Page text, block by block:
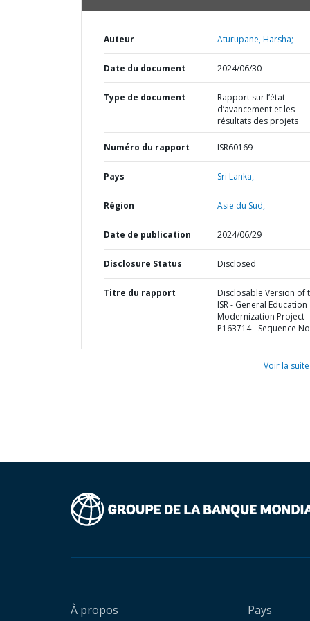
Auteur Aturupane, Harsha;
Date du document 2024/06/30
Type de document
Rapport sur l’état
d’avancement et les
résultats des projets
Numéro du rapport ISR60169
Pays Sri Lanka,
Région Asie du Sud,
Date de publication 2024/06/29
Disclosure Status Disclosed
Titre du rapport
Disclosable Version of
ISR - General Education
Modernization Project -
P163714 - Sequence
Voir la suite
À propos Pays